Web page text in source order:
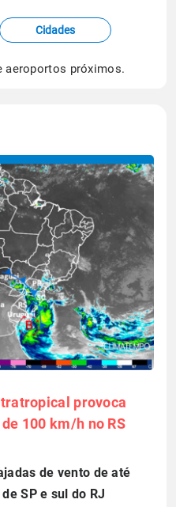
de estações
do Centro de Previsão
(CPTEC).
Cidades
aeroportos próximos.
provoca
100 km/h no RS
de vento de até
SP e sul do RJ